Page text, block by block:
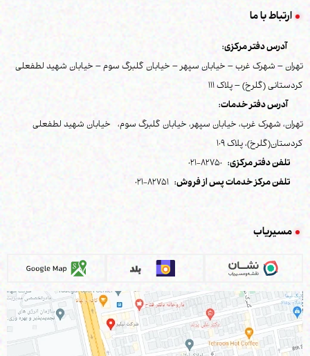
ارتباط با ما
آدرس دفتر مرکزی:
تهران – شهرک غرب – خیابان سپهر – خیابان گلبرگ سوم – خیابان شهید لطفعلی
کردستانی (گلرخ) – پلاک 111
آدرس دفتر خدمات:
تهران، شهرک غرب، خیابان سپهر، خیابان گلبرگ سوم، خیابان شهید لطفعلی
کردستان(گلرخ)، پلاک 109
تلفن دفتر مرکزی: 82750-021
تلفن مرکز خدمات پس از فروش: 82751-021
مسیریاب